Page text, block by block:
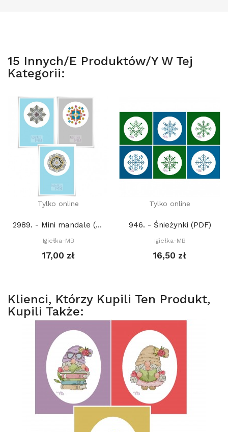
15 Innych/e Produktów/y W Tej
Kategorii:
Tylko online
2989. - Mini mandale (PDF)
Igiełka-MB
17,00 zł
Tylko online
946. - Śnieżynki (PDF)
Igiełka-MB
16,50 zł
Klienci, Którzy Kupili Ten Produkt,
Kupili Także: